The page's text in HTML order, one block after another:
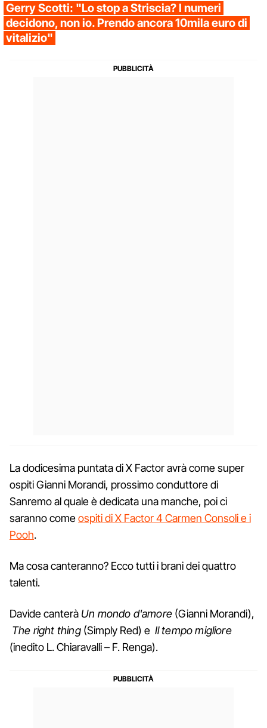
Gerry Scotti: "Lo stop a Striscia? I numeri
decidono, non io. Prendo ancora 10mila euro di
vitalizio"
La dodicesima puntata di X Factor avrà come super
ospiti Gianni Morandi, prossimo conduttore di
Sanremo al quale è dedicata una manche, poi ci
saranno comeospiti di X Factor 4 Carmen Consoli e i
Pooh.
Ma cosa canteranno? Ecco tutti i brani dei quattro
talenti.
Davide canterà Un mondo d'amore (Gianni Morandi),
The right thing(Simply Red) e Il tempo migliore
(inedito L. Chiaravalli – F. Renga).